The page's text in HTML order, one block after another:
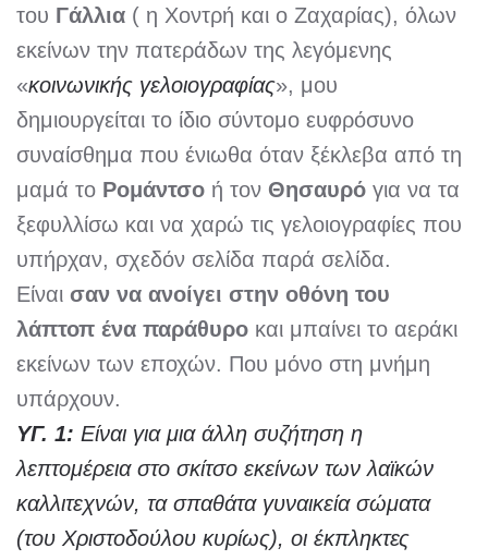
του Γάλλια ( η Χοντρή και ο Ζαχαρίας), όλων
εκείνων την πατεράδων της λεγόμενης
«κοινωνικής γελοιογραφίας», μου
δημιουργείται το ίδιο σύντομο ευφρόσυνο
συναίσθημα που ένιωθα όταν ξέκλεβα από τη
μαμά το Ρομάντσο ή τον Θησαυρό για να τα
ξεφυλλίσω και να χαρώ τις γελοιογραφίες που
υπήρχαν, σχεδόν σελίδα παρά σελίδα.
Είναι σαν να ανοίγει στην οθόνη του
λάπτοπ ένα παράθυρο και μπαίνει το αεράκι
εκείνων των εποχών. Που μόνο στη μνήμη
υπάρχουν.
ΥΓ. 1: Είναι για μια άλλη συζήτηση η
λεπτομέρεια στο σκίτσο εκείνων των λαϊκών
καλλιτεχνών, τα σπαθάτα γυναικεία σώματα
(του Χριστοδούλου κυρίως), οι έκπληκτες